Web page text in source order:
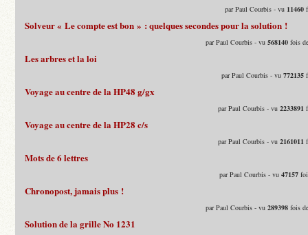
par Paul Courbis - vu 11460
Solveur « Le compte est bon » : quelques secondes pour la solution !
par Paul Courbis - vu568140 fois
Les arbres et la loi
par Paul Courbis - vu772135
Voyage au centre de la HP48 g/gx
par Paul Courbis - vu2233891
Voyage au centre de la HP28 c/s
par Paul Courbis - vu2161011
Mots de 6 lettres
par Paul Courbis - vu47157
Chronopost, jamais plus !
par Paul Courbis - vu289398 fois
Solution de la grille No 1231